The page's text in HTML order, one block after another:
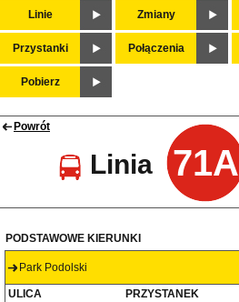
Linie Zmiany
Przystanki Połączenia
Pobierz
Powrót
Linia 71A
PODSTAWOWE KIERUNKI
Park Podolski
ULICA PRZYSTANEK